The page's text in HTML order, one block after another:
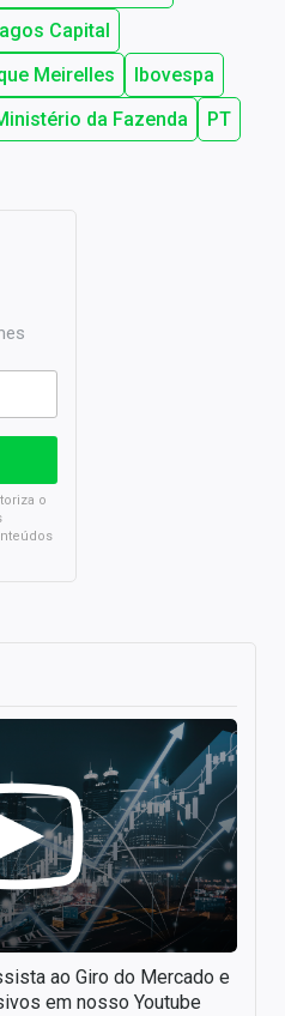
Capital
Meirelles
Ibovespa
da Fazenda
PT
ao Giro do Mercado e
em nosso Youtube
o